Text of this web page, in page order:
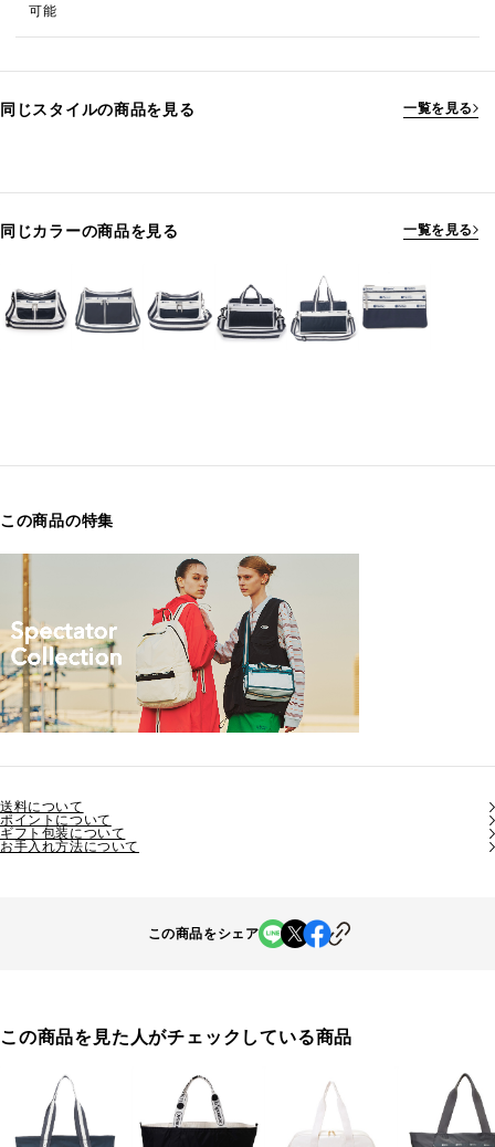
可能
同じスタイルの商品を見る 一覧を見る
同じカラーの商品を見る 一覧を見る
この商品の特集
送料について
ポイントについて
ギフト包装について
お手入れ方法について
この商品をシェア
この商品を見た人がチェックしている商品